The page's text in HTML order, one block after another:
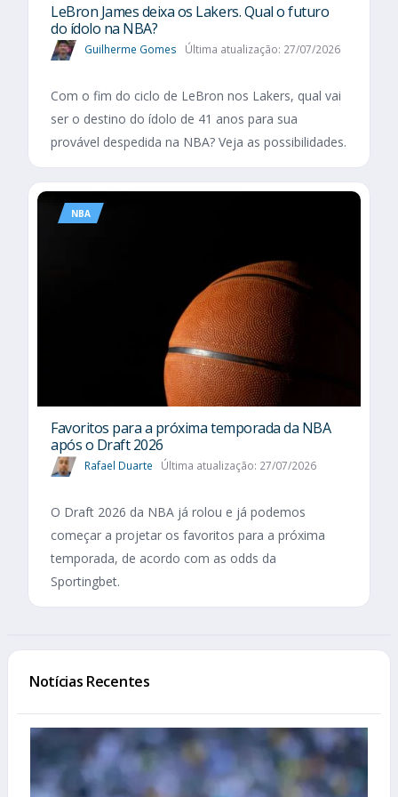
LeBron James deixa os Lakers. Qual o futuro
do ídolo na NBA?
Guilherme Gomes Última atualização: 27/07/2026
Com o fim do ciclo de LeBron nos Lakers, qual vai
ser o destino do ídolo de 41 anos para sua
provável despedida na NBA? Veja as possibilidades.
NBA
Favoritos para a próxima temporada da NBA
após o Draft 2026
Rafael Duarte Última atualização: 27/07/2026
O Draft 2026 da NBA já rolou e já podemos
começar a projetar os favoritos para a próxima
temporada, de acordo com as odds da
Sportingbet.
Notícias Recentes